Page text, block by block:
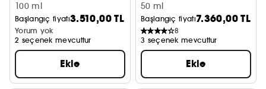
100 ml
Başlangıç fiyatı3.510,00 TL
Yorum yok
2 seçenek mevcuttur
Ekle
50 ml
Başlangıç fiyatı7.360,00 TL
8
3 seçenek mevcuttur
Ekle